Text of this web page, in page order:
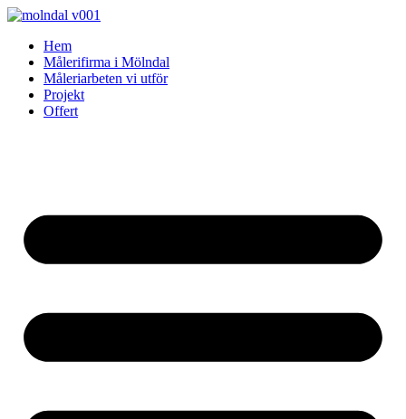
Skip
contentHem
Målerifirma i Mölndal
Måleriarbeten vi utför
Projekt
Offert